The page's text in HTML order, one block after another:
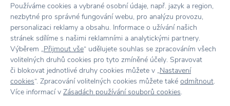
Vše skladem, odesíláme ihned
Doprava zdarmanad 2 000 Kč
Vrácení zboží do 30 dnů
Používáme cookies a vybrané osobní údaje, např. jazyk a region,
nezbytné pro správné fungování webu, pro analýzu provozu,
personalizaci reklamy a obsahu. Informace o užívání našich
stránek sdílíme s našimi reklamními a analytickými partnery.
Výběrem „Přijmout vše“ udělujete souhlas se zpracováním všech
volitelných druhů cookies pro tyto zmíněné účely. Spravovat
či blokovat jednotlivé druhy cookies můžete v „Nastavení
cookies“. Zpracování volitelných cookies můžete také odmítnout.
Více informací v Zásadách používání souborů cookies.